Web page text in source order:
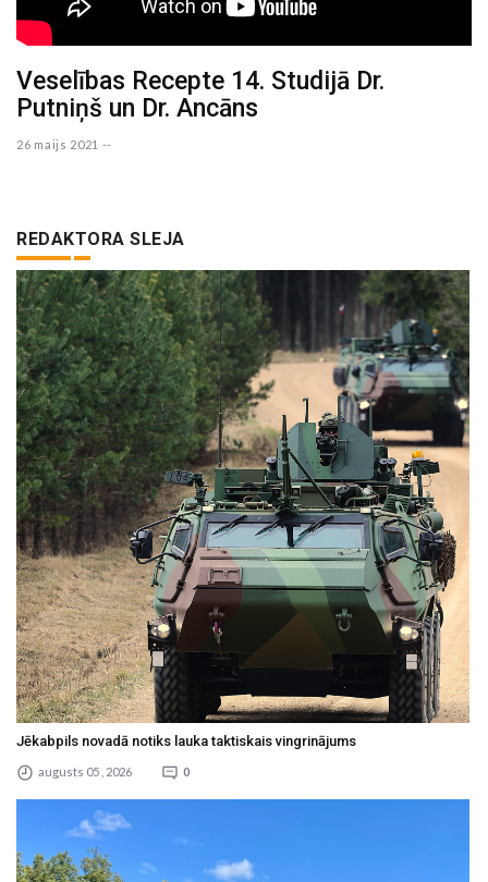
Veselības Recepte 14. Studijā Dr.
Putniņš un Dr. Ancāns
26 maijs 2021 --
REDAKTORA SLEJA
Jēkabpils novadā notiks lauka taktiskais vingrinājums
augusts 05 , 2026 0